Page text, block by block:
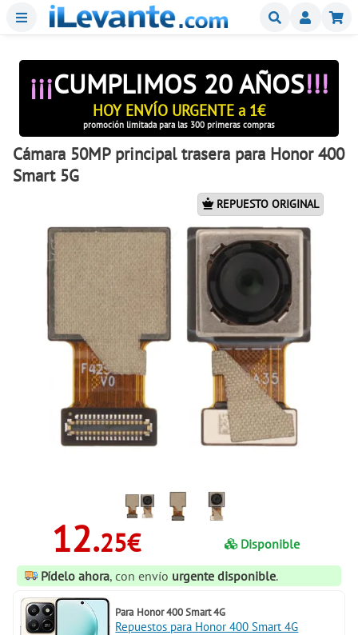
Menu Buscar
¡¡¡CUMPLIMOS 20 AÑOS!!!
HOY ENVÍO URGENTE a 1€
promoción limitada para las 300 primeras compras
Cámara 50MP principal trasera para Honor 400
Smart 5G
REPUESTO ORIGINAL
12.25€
Disponible
Pídelo ahora, con envío urgente disponible.
Para Honor 400 Smart 4G
Repuestos para Honor 400 Smart 4G